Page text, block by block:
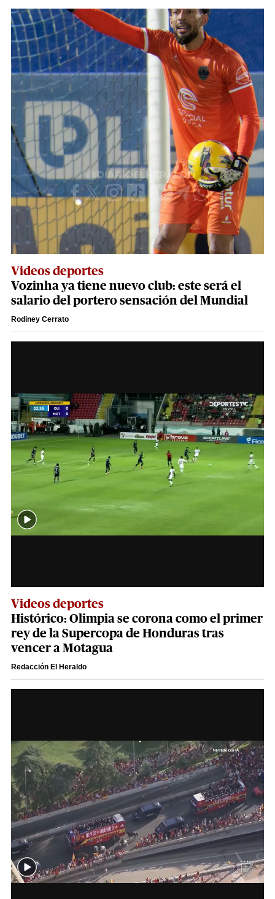
Videos deportes
Vozinha ya tiene nuevo club: este será el
salario del portero sensación del Mundial
Rodiney Cerrato
Videos deportes
Histórico: Olimpia se corona como el primer
rey de la Supercopa de Honduras tras
vencer a Motagua
Redacción El Heraldo